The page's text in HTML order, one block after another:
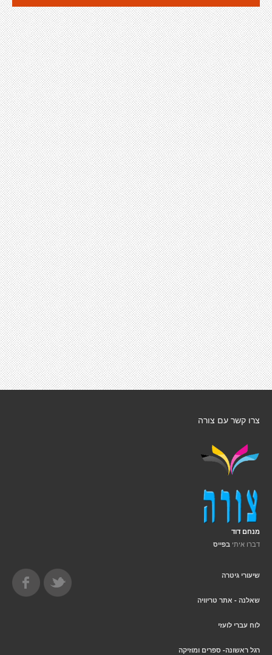
צרו קשר עם צורה
מנחם דוד
דברו איתי בפייס
שיעורי גיטרה
שאלנה - אתר טריוויה
לוח עברי לועזי
רגל ראשונה- ספרים ומוזיקה